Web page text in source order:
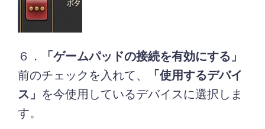
６．
「ゲームパッドの接続を有効にする」
前のチェックを入れて、
「使用するデバイ
ス」 を今使用しているデバイスに選択しま
す。